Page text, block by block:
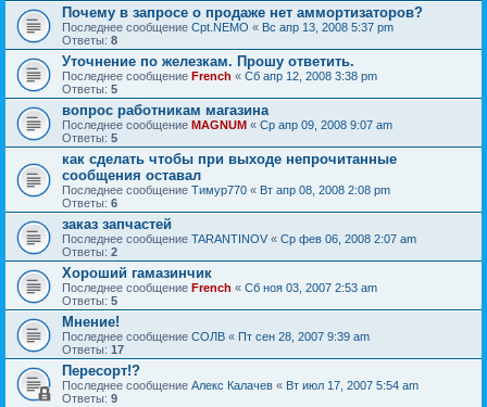
Почему в запросе о продаже нет аммортизаторов?
Последнее сообщение Cpt.NEMO « Вс апр 13, 2008 5:37 pm
Ответы: 8
Уточнение по железкам. Прошу ответить.
Последнее сообщение French « Сб апр 12, 2008 3:38 pm
Ответы: 5
вопрос работникам магазина
Последнее сообщение MAGNUM « Ср апр 09, 2008 9:07 am
Ответы: 5
как сделать чтобы при выходе непрочитанные
сообщения оставал
Последнее сообщение Тимур770 « Вт апр 08, 2008 2:08 pm
Ответы: 6
заказ запчастей
Последнее сообщение TARANTINOV « Ср фев 06, 2008 2:07 am
Ответы: 2
Хороший гамазинчик
Последнее сообщение French « Сб ноя 03, 2007 2:53 am
Ответы: 5
Мнение!
Последнее сообщение СОЛВ « Пт сен 28, 2007 9:39 am
Ответы: 17
Пересорт!?
Последнее сообщение Алекс Калачев « Вт июл 17, 2007 5:54 am
Ответы: 9